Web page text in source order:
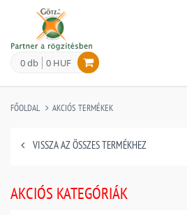
0 db 0 HUF
FŐOLDAL AKCIÓS TERMÉKEK
VISSZA AZ ÖSSZES TERMÉKHEZ
AKCIÓS KATEGÓRIÁK